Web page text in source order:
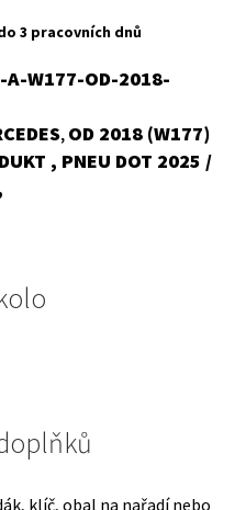
is:
3
3 pracovních dnů
A-W177-OD-2018-
, OD 2018 (W177)
, PNEU DOT 2025 /
klíč, obal na nařadí nebo